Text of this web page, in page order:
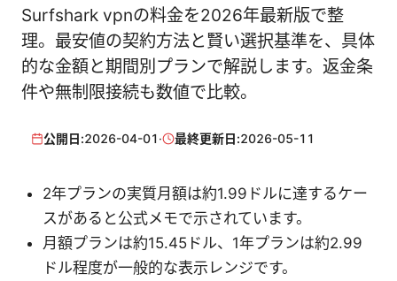
Surfshark vpnの料金を2026年最新版で整
理。最安値の契約方法と賢い選択基準を、具体
的な金額と期間別プランで解説します。返金条
件や無制限接続も数値で比較。
公開日:2026-04-01· 最終更新日:2026-05-11
2年プランの実質月額は約1.99ドルに達するケー
スがあると公式メモで示されています。
月額プランは約15.45ドル、1年プランは約2.99
ドル程度が一般的な表示レンジです。